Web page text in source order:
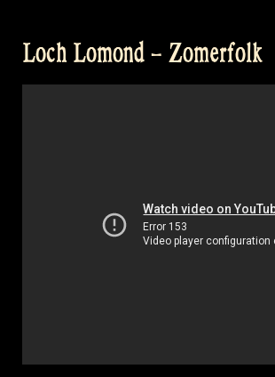
Loch Lomond – Zomerfolk